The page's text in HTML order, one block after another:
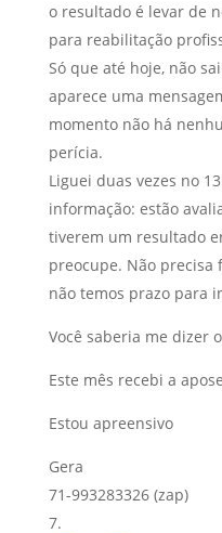
o resultado é levar de
para reabilitação
Só que até hoje, não
aparece uma
momento não há
perícia.
Liguei duas vezes no
informação: estão
tiverem um resultado
preocupe. Não precisa
não temos prazo para
Você saberia me dizer
Este mês recebi a
Estou apreensivo
Gera
71-993283326 (zap)